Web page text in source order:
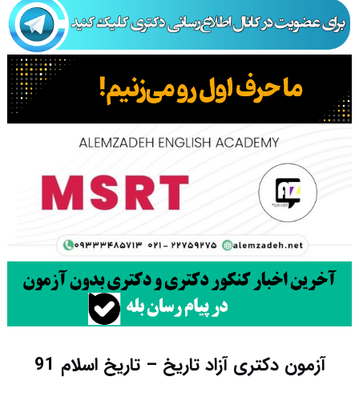
آزمون دکتری آزاد تاریخ – تاریخ اسلام 91